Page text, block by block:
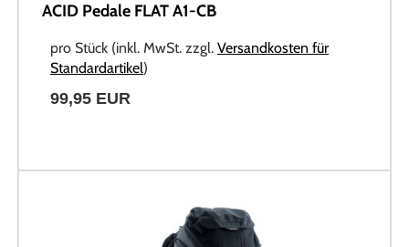
ACID Pedale FLAT A1-CB
pro Stück (inkl. MwSt. zzgl. Versandkosten für
Standardartikel)
99,95 EUR